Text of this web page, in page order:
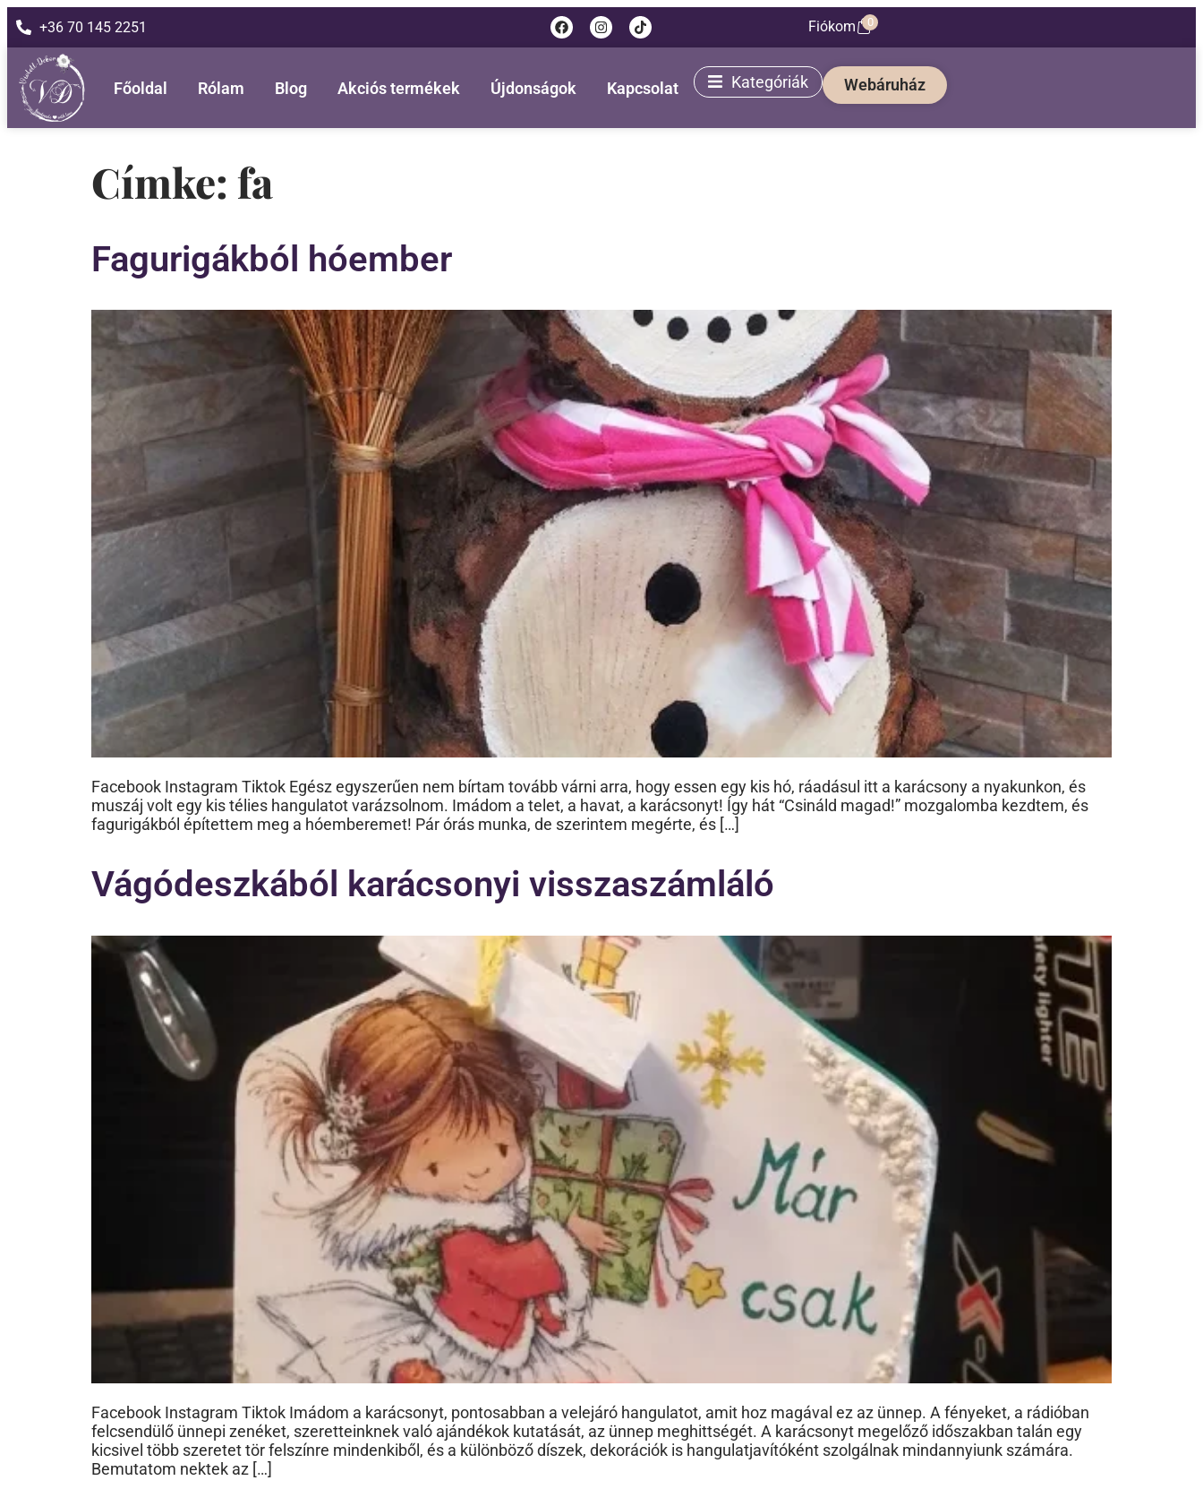
+36 70 145 2251 Fiókom 0
Főoldal Rólam Blog Akciós termékek Újdonságok Kapcsolat Kategóriák Webáruház
Címke: fa
Fagurigákból hóember
Facebook Instagram Tiktok Egész egyszerűen nem bírtam tovább várni arra, hogy essen egy kis hó, ráadásul itt a karácsony a nyakunkon, és
muszáj volt egy kis télies hangulatot varázsolnom. Imádom a telet, a havat, a karácsonyt! Így hát “Csináld magad!” mozgalomba kezdtem, és
fagurigákból építettem meg a hóemberemet! Pár órás munka, de szerintem megérte, és […]
Vágódeszkából karácsonyi visszaszámláló
Facebook Instagram Tiktok Imádom a karácsonyt, pontosabban a velejáró hangulatot, amit hoz magával ez az ünnep. A fényeket, a rádióban
felcsendülő ünnepi zenéket, szeretteinknek való ajándékok kutatását, az ünnep meghittségét. A karácsonyt megelőző időszakban talán egy
kicsivel több szeretet tör felszínre mindenkiből, és a különböző díszek, dekorációk is hangulatjavítóként szolgálnak mindannyiunk számára.
Bemutatom nektek az […]